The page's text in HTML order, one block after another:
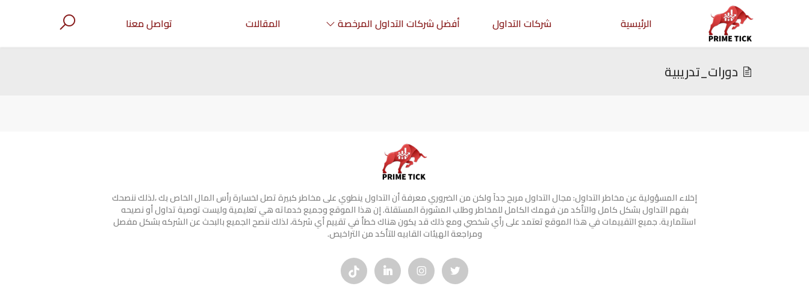
الرئيسية شركات التداول أفضل شركات التداول المرخصة المقالات تواصل معنا
دورات_تدريبية
إخلاء المسؤولية عن مخاطر التداول: مجال التداول مربح جدآ ولكن من الضروري معرفة أن التداول ينطوي على مخاطر كبيرة تصل لخسارة رأس المال الخاص بك ،لذلك ننصحك
بفهم التداول بشكل كامل والتأكد من فهمك الكامل للمخاطر وطلب المشورة المستقلة. إن هذا الموقع وجميع خدماته هي تعليمية وليست توصية تداول أو نصيحه
استثمارية. جميع التقييمات في هذا الموقع تعتمد على رأي شخصي ومع ذلك قد يكون هناك خطأ في تقييم أي شركة، لذلك ننصح الجميع بالبحث عن الشركه بشكل مفصل
ومراجعة الهيئات القابيه للتأكد من التراخيص.